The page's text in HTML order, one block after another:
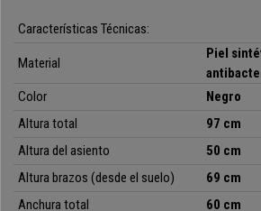
asiento(30 y 40Kg/m3 respectivamente)
ignífugo y antibacterias
, características que
fácil cuidado. Su apariencia y tacto son de
Los reposabrazos de diseño están
Características Técnicas:
Material
Piel
Color
Negro
Altura total
97 cm
Altura del asiento
50 cm
Altura brazos (desde el suelo)
69 cm
Anchura total
60 cm